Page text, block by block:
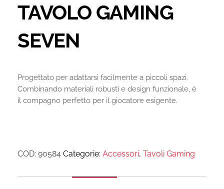
TAVOLO GAMING
SEVEN
Progettato per adattarsi facilmente a piccoli spazi.
Combinando materiali robusti e design funzionale, è
il compagno perfetto per il giocatore esigente.
COD: 90584 Categorie: Accessori, Tavoli Gaming